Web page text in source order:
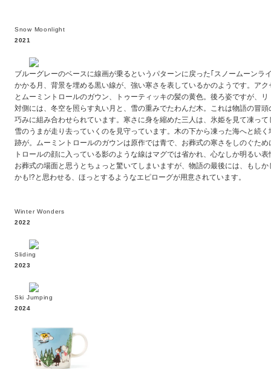
Snow Moonlight
2021
ブルーグレーのベースに線画が乗るというパターンに戻った｢スノームーンラ
かかる月、背景を埋める黒い線が、強い寒さを表しているかのようです。ア
とムーミントロールのガウン、トゥーティッキの髪の黄色。後ろ姿ですが、
対側には、冬空を照らす丸い月と、雪の重みでたわんだ木。これは物語の冒
巧みに組み合わせられています。寒さに身を縮めた三人は、氷姫を見て凍っ
雪のうまが走り去っていくのを見守っています。木の下から凍った海へと続
跡が。ムーミントロールのガウンは原作では青で、お葬式の寒さをしのぐた
トロールの顔に入っている影のような線はマグでは省かれ、心なしか明るい
お葬式の場面と思うとちょっと驚いてしまいますが、物語の最後には、もし
かも!?と思わせる、ほっとするようなエピローグが用意されています。
Winter Wonders
2022
Sliding
2023
Ski Jumping
2024